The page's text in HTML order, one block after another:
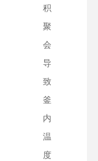
积
聚
会
导
致
釜
内
温
度